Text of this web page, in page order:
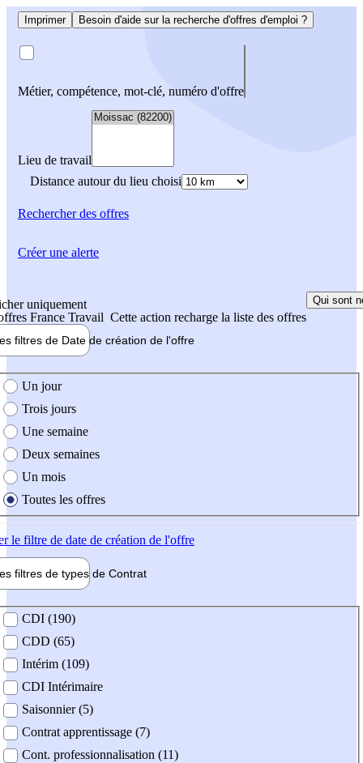
Imprimer Besoin d'aide sur la recherche d'offres d'emploi ?
Métier, compétence, mot-clé, numéro d'offre
Lieu de travail
Distance autour du lieu choisi
Rechercherdes offres
uniquement
France Travail Cette action recharge la liste des offres
Qui sont
filtres de Date de création de l'offre
création de l'offre
Un jour
Trois jours
Une semaine
Deux semaines
Un mois
Toutes les offres
le filtre de date de création de l'offre
filtres de types de Contrat
contrat
CDI (190)
CDD (65)
Intérim (109)
CDI Intérimaire
Saisonnier (5)
Contrat apprentissage (7)
Cont. professionnalisation (11)
Créer une alerte